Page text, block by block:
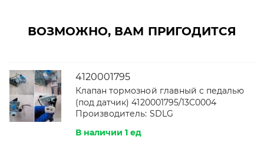
ВОЗМОЖНО, ВАМ ПРИГОДИТСЯ
4120001795
Клапан тормозной главный с педалью
(под датчик) 4120001795/13C0004
Производитель: SDLG
В наличии 1 ед